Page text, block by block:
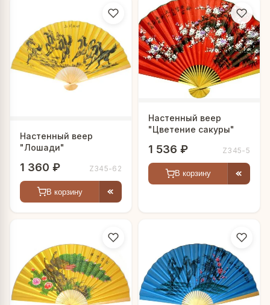
Настенный веер
"Лошади"
1 360 ₽ Z345-62
В корзину
Настенный веер
"Цветение сакуры"
1 536 ₽ Z345-5
В корзину